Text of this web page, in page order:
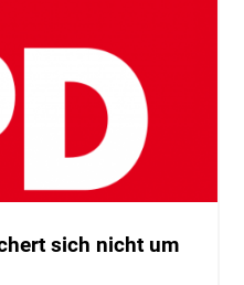
sich nicht um